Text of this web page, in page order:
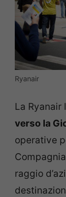
Ryanair
La Ryanair
verso la
operative
raggio